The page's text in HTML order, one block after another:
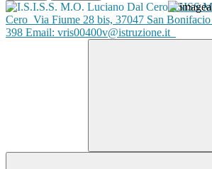
ISISS
Cero Via Fiume 28 bis, 37047 San
398 Email: vris00400v@istruzione.it